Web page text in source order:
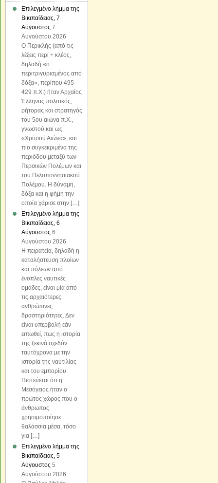
Επιλεγμένο λήμμα της
Βικιπαίδειας, 7
Αύγουστος 7
Αυγούστου 2026
Ο Περικλής (από τις
λέξεις περί + κλέος,
δηλαδή «o
περιτριγυρισμένος από
δόξα», περίπου 495-
429 π.Χ.) ήταν Αρχαίος
Έλληνας πολιτικός,
ρήτορας και στρατηγός
του 5ου αιώνα π.Χ.,
γνωστού και ως
«Χρυσού Αιώνα», και
πιο συγκεκριμένα της
περιόδου μεταξύ των
Περσικών Πολέμων και
του Πελοποννησιακού
Πολέμου. Η δύναμη,
δόξα και η φήμη την
οποία χάρισε στην […]
Επιλεγμένο λήμμα της
Βικιπαίδειας, 6
Αύγουστος 6
Αυγούστου 2026
Η πειρατεία, δηλαδή η
καταλήστευση πλοίων
και πόλεων από
ένοπλες ναυτικές
ομάδες, είναι μία από
τις αρχαιότερες
ανθρώπινες
δραστηριότητες. Δεν
είναι υπερβολή εάν
ειπωθεί, πως η ιστορία
της ξεκινά σχεδόν
ταυτόχρονα με την
ιστορία της ναυτιλίας
και του εμπορίου.
Πιστεύεται ότι η
Μεσόγειος ήταν ο
πρώτος χώρος που ο
άνθρωπος
χρησιμοποίησε
θαλάσσια μέσα, τόσο
για […]
Επιλεγμένο λήμμα της
Βικιπαίδειας, 5
Αύγουστος 5
Αυγούστου 2026